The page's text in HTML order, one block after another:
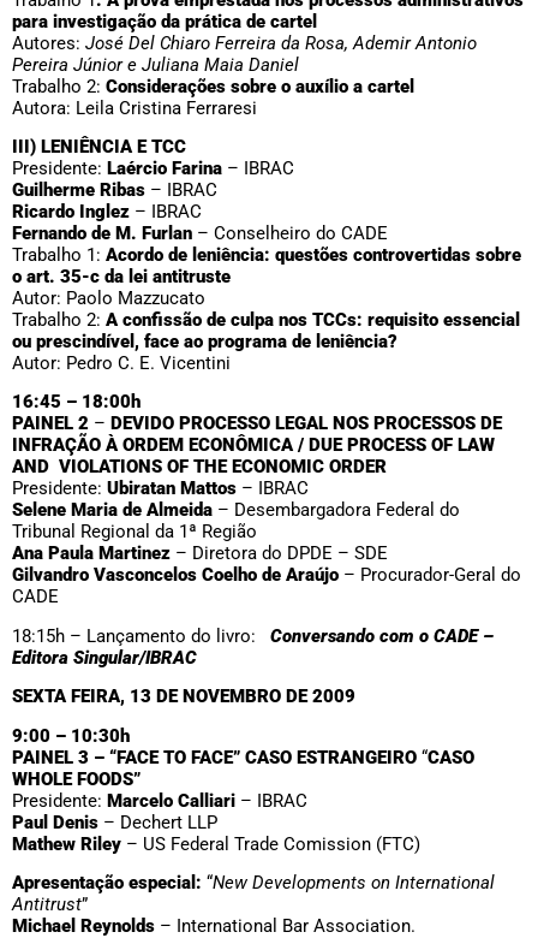
para investigação da prática de cartel
Autores: José Del Chiaro Ferreira da Rosa, Ademir Antonio
Pereira Júnior e Juliana Maia Daniel
Trabalho 2: Considerações sobre o auxílio a cartel
Autora: Leila Cristina Ferraresi
III) LENIÊNCIA E TCC
Presidente: Laércio Farina – IBRAC
Guilherme Ribas – IBRAC
Ricardo Inglez – IBRAC
Fernando de M. Furlan – Conselheiro do CADE
Trabalho 1: Acordo de leniência: questões controvertidas sobre
o art. 35-c da lei antitruste
Autor: Paolo Mazzucato
Trabalho 2: A confissão de culpa nos TCCs: requisito essencial
ou prescindível, face ao programa de leniência?
Autor: Pedro C. E. Vicentini
16:45 – 18:00h
PAINEL 2 – DEVIDO PROCESSO LEGAL NOS PROCESSOS DE
INFRAÇÃO À ORDEM ECONÔMICA / DUE PROCESS OF LAW
AND VIOLATIONS OF THE ECONOMIC ORDER
Presidente: Ubiratan Mattos – IBRAC
Selene Maria de Almeida – Desembargadora Federal do
Tribunal Regional da 1ª Região
Ana Paula Martinez – Diretora do DPDE – SDE
Gilvandro Vasconcelos Coelho de Araújo – Procurador-Geral do
CADE
18:15h – Lançamento do livro: Conversando com o CADE –
Editora Singular/IBRAC
SEXTA FEIRA, 13 DE NOVEMBRO DE 2009
9:00 – 10:30h
PAINEL 3 – “FACE TO FACE” CASO ESTRANGEIRO “CASO
WHOLE FOODS”
Presidente: Marcelo Calliari – IBRAC
Paul Denis – Dechert LLP
Mathew Riley – US Federal Trade Comission (FTC)
Apresentação especial: “New Developments on International
Antitrust”
Michael Reynolds – International Bar Association.